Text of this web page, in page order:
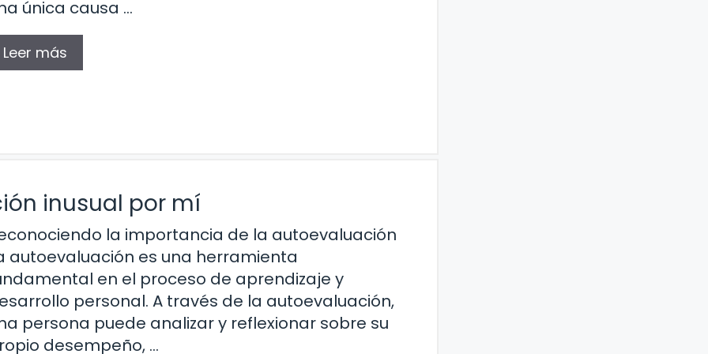
única causa …
Leer más
inusual por mí
la importancia de la autoevaluación
autoevaluación es una herramienta
en el proceso de aprendizaje y
personal. A través de la autoevaluación,
persona puede analizar y reflexionar sobre su
desempeño, …